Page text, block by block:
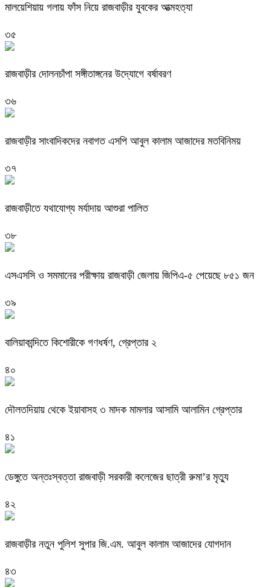
মালয়েশিয়ায় গলায় ফাঁস নিয়ে রাজবাড়ীর যুবকের আত্মহত্যা
৩৫
রাজবাড়ীর দোলনচাঁপা সঙ্গীতাঙ্গনের উদ্যোগে বর্ষাবরণ
৩৬
রাজবাড়ীর সাংবাদিকদের নবাগত এসপি আবুল কালাম আজাদের মতবিনিময়
৩৭
রাজবাড়ীতে যথাযোগ্য মর্যাদায় আশুরা পালিত
৩৮
এসএসসি ও সমমানের পরীক্ষায় রাজবাড়ী জেলায় জিপিএ-৫ পেয়েছে ৮৫১ জন
৩৯
বালিয়াকান্দিতে কিশোরীকে গণধর্ষণ, গ্রেপ্তার ২
৪০
দৌলতদিয়ায় থেকে ইয়াবাসহ ৩ মাদক মামলার আসামি আলামিন গ্রেপ্তার
৪১
ডেঙ্গুতে অন্তঃস্বত্তা রাজবাড়ী সরকারী কলেজের ছাত্রী রুমা’র মৃত্যু
৪২
রাজবাড়ীর নতুন পুলিশ সুপার জি.এম. আবুল কালাম আজাদের যোগদান
৪৩